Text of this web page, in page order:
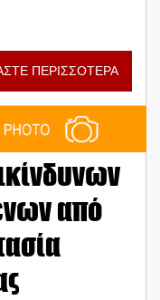
ΠΕΡΙΣΣΟΤΕΡΑ
από